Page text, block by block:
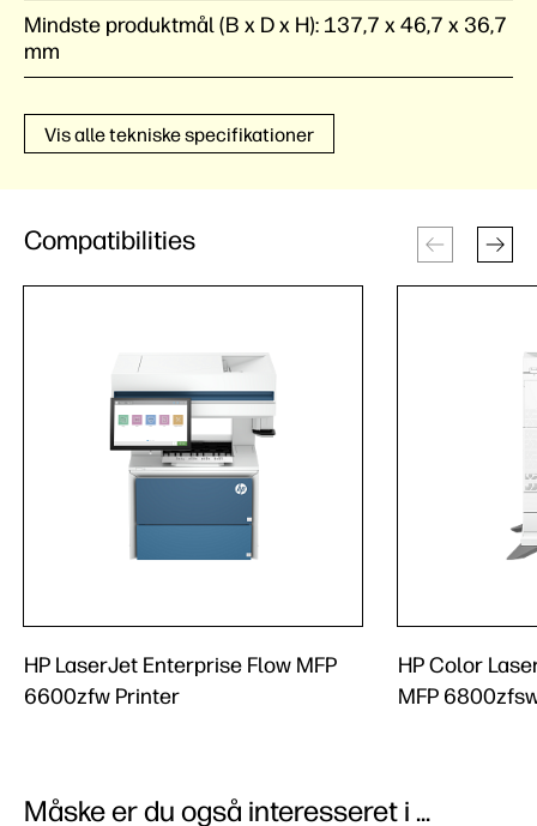
Mindste produktmål (B x D x H): 137,7 x 46,7 x 36,7
mm
Vis alle tekniske specifikationer
Compatibilities
HP LaserJet Enterprise Flow MFP
6600zfw Printer
HP Color
MFP
Måske er du også interesseret i ...